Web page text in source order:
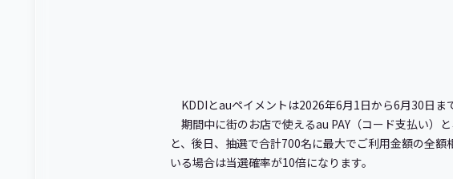
KDDIとauペイメントは2026年6月1日から6月30日ま
期間中に街のお店で使えるau PAY（コード支払い）
と、後日、抽選で合計700名に最大でご利用金額の全
いる場合は当選確率が10倍になります。